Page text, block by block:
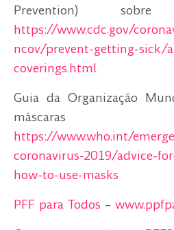
Prevention)
https://www.cdc.gov/
ncov/prevent-getting-sick/
coverings.html
Guia da Organização
https://www.who.int/
coronavirus-2019/advice-
how-to-use-masks
PFF para Todos –